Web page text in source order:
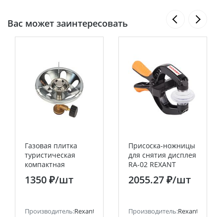
Вас может заинтересовать
Газовая плитка
туристическая
компактная
«Кочевник» REXANT
1350 ₽/шт
Производитель:Rexant
Присоска-ножницы
для снятия дисплея
RA-02 REXANT
2055.27 ₽/шт
Производитель:Rexant